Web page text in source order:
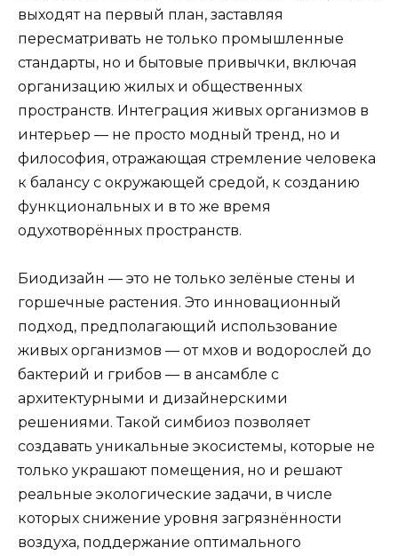
выходят на первый план, заставляя
пересматривать не только промышленные
стандарты, но и бытовые привычки, включая
организацию жилых и общественных
пространств. Интеграция живых организмов в
интерьер — не просто модный тренд, но и
философия, отражающая стремление человека
к балансу с окружающей средой, к созданию
функциональных и в то же время
одухотворённых пространств.
Биодизайн — это не только зелёные стены и
горшечные растения. Это инновационный
подход, предполагающий использование
живых организмов — от мхов и водорослей до
бактерий и грибов — в ансамбле с
архитектурными и дизайнерскими
решениями. Такой симбиоз позволяет
создавать уникальные экосистемы, которые не
только украшают помещения, но и решают
реальные экологические задачи, в числе
которых снижение уровня загрязнённости
воздуха, поддержание оптимального